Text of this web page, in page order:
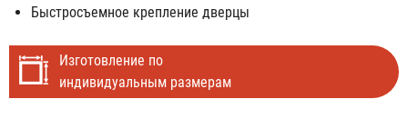
Быстросъемное крепление дверцы
Изготовление по
индивидуальным размерам